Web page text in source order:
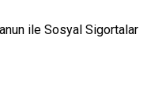
ile Sosyal Sigortalar